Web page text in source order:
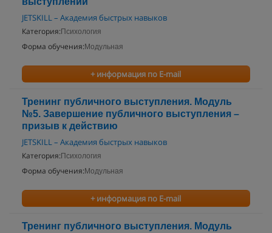
JETSKILL – Академия быстрых навыков
Категория: Психология
Форма обучения: Модульная
+ информация по E-mail
Тренинг публичного выступления. Модуль
№5. Завершение публичного выступления –
призыв к действию
JETSKILL – Академия быстрых навыков
Категория: Психология
Форма обучения: Модульная
+ информация по E-mail
Тренинг публичного выступления. Модуль